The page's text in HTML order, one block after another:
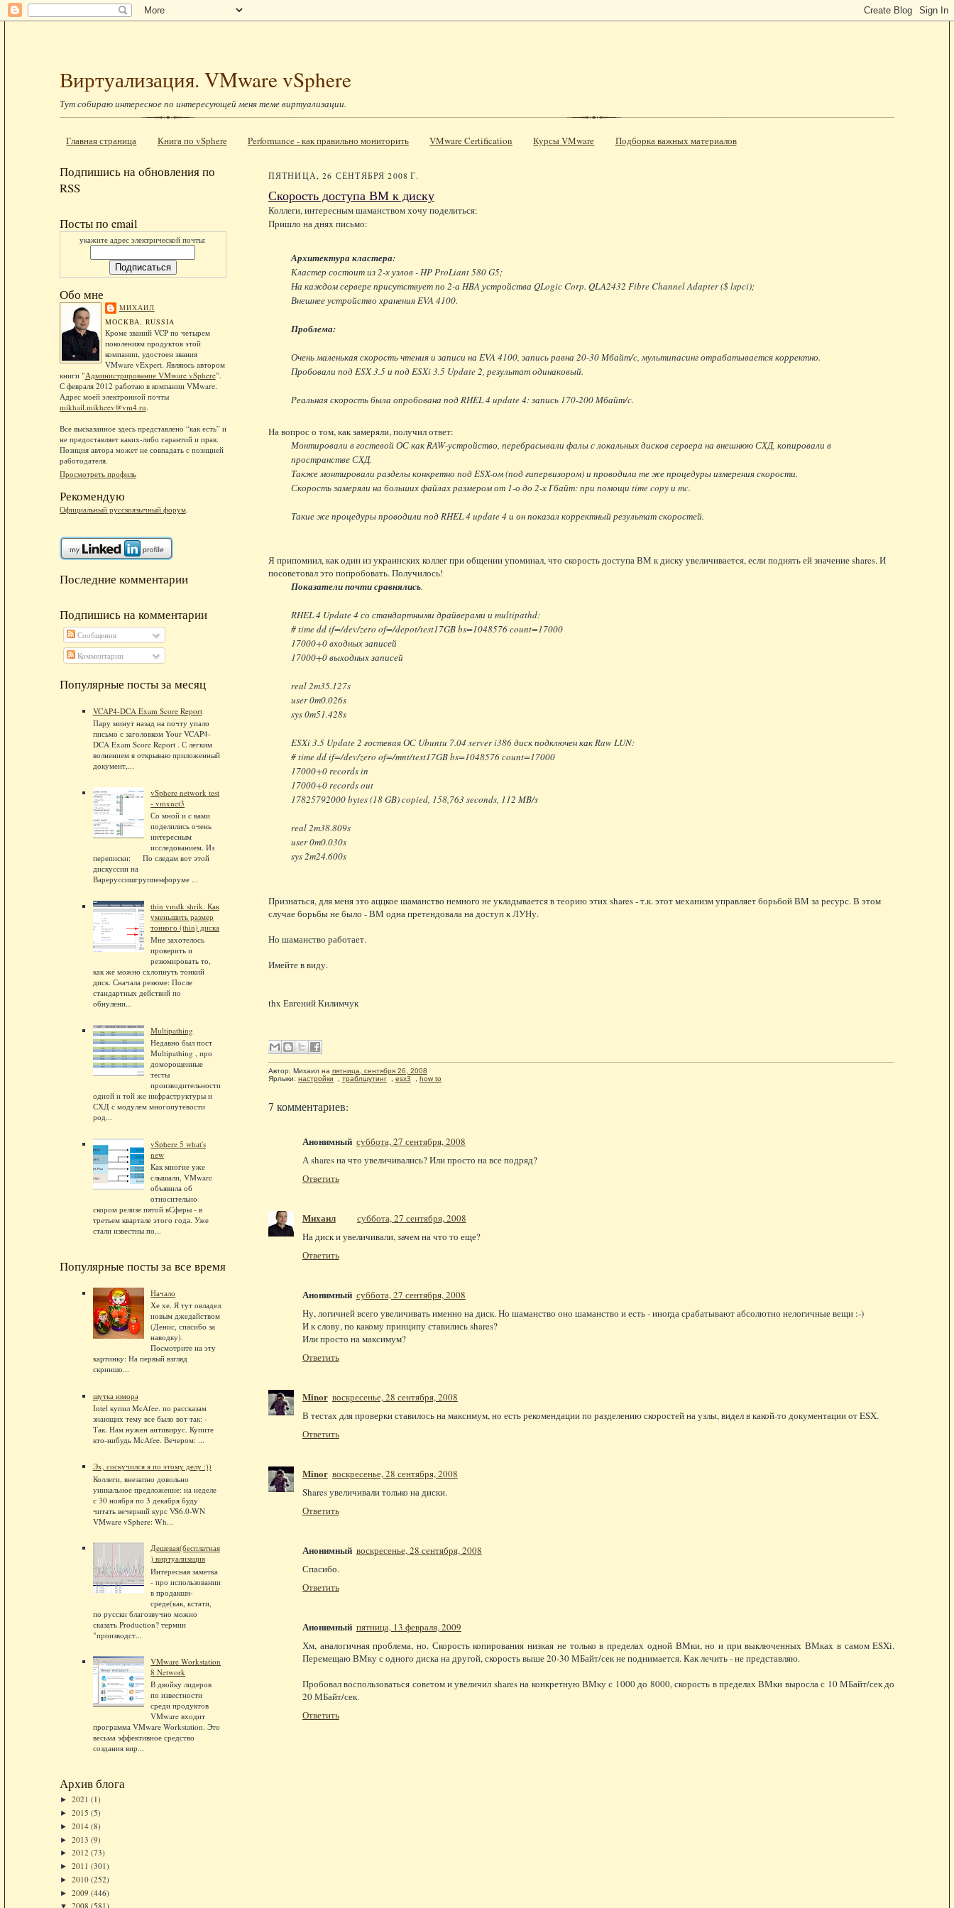
Виртуализация. VMware vSphere
Тут собираю интересное по интересующей меня теме виртуализации.
Главная страница Книга по vSphere Performance - как правильно мониторить VMware Certification Курсы VMware Подборка важных материалов
Подпишись на обновления по
RSS
Посты по email
укажите адрес электрической почты:
Обо мне
МИХАИЛ
МОСКВА, RUSSIA
Кроме званий VCP по четырем
поколениям продуктов этой
компании, удостоен звания
VMware vExpert. Являюсь автором
книги "Администрирование VMware vSphere".
С февраля 2012 работаю в компании VMware.
Адрес моей электронной почты
mikhail.mikheev@vm4.ru.
Все высказанное здесь представлено “как есть” и
не предоставляет каких-либо гарантий и прав.
Позиция автора может не совпадать с позицией
работодателя.
Просмотреть профиль
Рекомендую
Официальный русскоязычный форум.
Последние комментарии
Подпишись на комментарии
Сообщения
Комментарии
Популярные посты за месяц
VCAP4-DCA Exam Score Report
Пару минут назад на почту упало
письмо с заголовком Your VCAP4-
DCA Exam Score Report . С легким
волнением я открываю приложенный
документ,...
vSphere network test
- vmxnet3
Со мной и с вами
поделились очень
интересным
исследованием. Из
переписки: По следам вот этой
дискуссии на
Вареруссишгруппенфоруме ...
thin vmdk shrik. Как
уменьшить размер
тонкого (thin) диска
Мне захотелось
проверить и
резюмировать то,
как же можно схлопнуть тонкий
диск. Сначала резюме: После
стандартных действий по
обнулени...
Multipathing
Недавно был пост
Multipathing , про
доморощенные
тесты
производительности
одной и той же инфраструктуры и
СХД с модулем многопутевости
род...
vSphere 5 what's
new
Как многие уже
слышали, VMware
объявила об
относительно
скором релизе пятой вСферы - в
третьем квартале этого года. Уже
стали известны по...
Популярные посты за все время
Начало
Хе хе. Я тут овладел
новым джедайством
(Денис, спасибо за
наводку).
Посмотрите на эту
картинку: На первый взгляд
скриншо...
шутка юмора
Intel купил McAfee. по рассказам
знающих тему все было вот так: -
Так. Нам нужен антивирус. Купите
кто-нибудь McAfee. Вечером: ...
Эх, соскучился я по этому делу :))
Коллеги, внезапно довольно
уникальное предложение: на неделе
с 30 ноября по 3 декабря буду
читать вечерний курс VS6.0-WN
VMware vSphere: Wh...
Дешевая(бесплатная
) виртуализация
Интересная заметка
- про использовании
в продакшн-
среде(как, кстати,
по русски благозвучно можно
сказать Production? термин
"производст...
VMware Workstation
8 Network
В двойку лидеров
по известности
среди продуктов
VMware входит
программа VMware Workstation. Это
весьма эффективное средство
создания вир...
Архив блога
► 2021 (1)
► 2015 (5)
► 2014 (8)
► 2013 (9)
► 2012 (73)
► 2011 (301)
► 2010 (252)
► 2009 (446)
▼ 2008 (581)
ПЯТНИЦА, 26 СЕНТЯБРЯ 2008 Г.
Скорость доступа ВМ к диску
Коллеги, интересным шаманством хочу поделиться:
Пришло на днях письмо:
Архитектура кластера:
Кластер состоит из 2-х узлов - HP ProLiant 580 G5;
На каждом сервере присутствует по 2-а HBA устройства QLogic Corp. QLA2432 Fibre Channel Adapter ($ lspci);
Внешнее устройство хранения EVA 4100.
Проблема:
Очень маленькая скорость чтения и записи на EVA 4100, запись равна 20-30 Мбайт/c, мультипасинг отрабатывается корректно.
Пробовали под ESX 3.5 и под ESXi 3.5 Update 2, результат одинаковый.
Реальная скорость была опробована под RHEL 4 update 4: запись 170-200 Мбайт/c.
На вопрос о том, как замеряли, получил ответ:
Монтировали в гостевой ОС как RAW-устройство, перебрасывали фалы с локальных дисков сервера на внешнюю СХД, копировали в
пространстве СХД.
Также монтировали разделы конкретно под ESX-ом (под гипервизором) и проводили те же процедуры измерения скорости.
Скорость замеряли на больших файлах размером от 1-о до 2-х Гбайт: при помощи time copy и mc.
Такие же процедуры проводили под RHEL 4 update 4 и он показал корректный результат скоростей.
Я припомнил, как один из украинских коллег при общении упоминал, что скорость доступа ВМ к диску увеличивается, если поднять ей значение shares. И
посоветовал это попробовать. Получилось!
Показатели почти сравнялись.
RHEL 4 Update 4 со стандартными драйверами и multipathd:
# time dd if=/dev/zero of=/depot/test17GB bs=1048576 count=17000
17000+0 входных записей
17000+0 выходных записей
real 2m35.127s
user 0m0.026s
sys 0m51.428s
ESXi 3.5 Update 2 гостевaя ОС Ubuntu 7.04 server i386 диск подключен как Raw LUN:
# time dd if=/dev/zero of=/mnt/test17GB bs=1048576 count=17000
17000+0 records in
17000+0 records out
17825792000 bytes (18 GB) copied, 158,763 seconds, 112 MB/s
real 2m38.809s
user 0m0.030s
sys 2m24.600s
Признаться, для меня это аццкое шаманство немного не укладывается в теорию этих shares - т.к. этот механизм управляет борьбой ВМ за ресурс. В этом
случае борьбы не было - ВМ одна претендовала на доступ к ЛУНу.
Но шаманство работает.
Имейте в виду.
thx Евгений Килимчук
Автор: Михаил на пятница, сентября 26, 2008
Ярлыки: настройки , траблшутинг , esx3 , how to
7 комментариев:
Анонимный суббота, 27 сентября, 2008
А shares на что увеличивались? Или просто на все подряд?
Ответить
Михаил
суббота, 27 сентября, 2008
На диск и увеличивали, зачем на что то еще?
Ответить
Анонимный суббота, 27 сентября, 2008
Ну, логичней всего увеличивать именно на диск. Но шаманство оно шаманство и есть - иногда срабатывают абсолютно нелогичные вещи :-)
И к слову, по какому принципу ставились shares?
Или просто на максимум?
Ответить
Minor воскресенье, 28 сентября, 2008
В тестах для проверки ставилось на максимум, но есть рекомендации по разделению скоростей на узлы, видел в какой-то документации от ESX.
Ответить
Minor воскресенье, 28 сентября, 2008
Shares увеличивали только на диски.
Ответить
Анонимный воскресенье, 28 сентября, 2008
Спасибо.
Ответить
Анонимный пятница, 13 февраля, 2009
Хм, аналогичная проблема, но. Скорость копирования низкая не только в пределах одной ВМки, но и при выключенных ВМках в самом ESXi.
Перемещаю ВМку с одного диска на другой, скорость выше 20-30 МБайт/сек не поднимается. Как лечить - не представляю.
Пробовал воспользоваться советом и увеличил shares на конкретную ВМку с 1000 до 8000, скорость в пределах ВМки выросла с 10 МБайт/сек до
20 МБайт/сек.
Ответить